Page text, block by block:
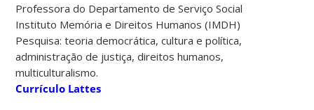
Professora do Departamento de Serviço Social
Instituto Memória e Direitos Humanos (IMDH)
Pesquisa: teoria democrática, cultura e política,
administração de justiça, direitos humanos,
multiculturalismo.
Currículo Lattes